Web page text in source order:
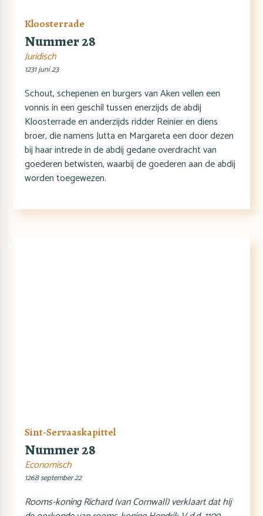
Kloosterrade
Nummer 28
Juridisch
1231 juni 23
Schout, schepenen en burgers van Aken vellen een
vonnis in een geschil tussen enerzijds de abdij
Kloosterrade en anderzijds ridder Reinier en diens
broer, die namens Jutta en Margareta een door dezen
bij haar intrede in de abdij gedane overdracht van
goederen betwisten, waarbij de goederen aan de abdij
worden toegewezen.
Sint-Servaaskapittel
Nummer 28
Economisch
1268 september 22
Rooms-koning Richard (van Cornwall) verklaart dat hij